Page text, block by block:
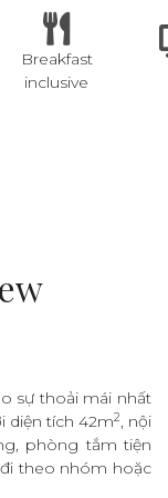
Breakfast
inclusive
sự thoải mái nhất
diện tích 42m2, nội
phòng tắm tiện
theo nhóm hoặc